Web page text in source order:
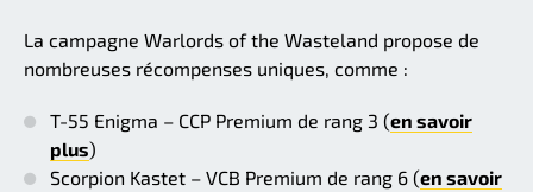
La campagne Warlords of the Wasteland propose de
nombreuses récompenses uniques, comme :
T-55 Enigma – CCP Premium de rang 3 (en savoir
plus)
Scorpion Kastet – VCB Premium de rang 6 (en savoir